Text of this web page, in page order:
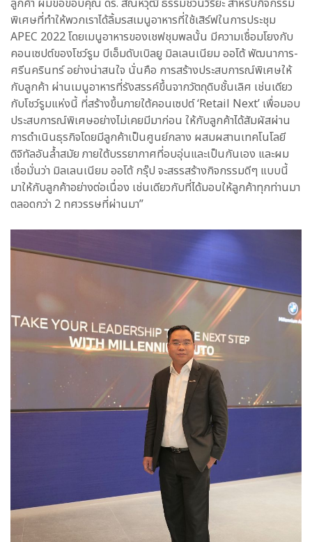
พิเศษที่ทำให้พวกเราได้ลิ้มรสเมนูอาหารที่ใช้เสิร์ฟในการประชุม
APEC 2022 โดยเมนูอาหารของเชฟชุมพลนั้น มีความเชื่อมโยงกับ
คอนเซปต์ของโชว์รูม บีเอ็มดับเบิลยู มิลเลนเนียม ออโต้ พัฒนาการ-
ศรีนครินทร์ อย่างน่าสนใจ นั่นคือ การสร้างประสบการณ์พิเศษให้
กับลูกค้า ผ่านเมนูอาหารที่รังสรรค์ขึ้นจากวัตถุดิบชั้นเลิศ เช่นเดียว
กับโชว์รูมแห่งนี้ ที่สร้างขึ้นภายใต้คอนเซปต์ ‘Retail Next’ เพื่อมอบ
ประสบการณ์พิเศษอย่างไม่เคยมีมาก่อน ให้กับลูกค้าได้สัมผัสผ่าน
การดำเนินธุรกิจโดยมีลูกค้าเป็นศูนย์กลาง ผสมผสานเทคโนโลยี
ดิจิทัลอันล้ำสมัย ภายใต้บรรยากาศที่อบอุ่นและเป็นกันเอง และผม
เชื่อมั่นว่า มิลเลนเนียม ออโต้ กรุ๊ป จะสรรสร้างกิจกรรมดีๆ แบบนี้
มาให้กับลูกค้าอย่างต่อเนื่อง เช่นเดียวกับที่ได้มอบให้ลูกค้าทุกท่านมา
ตลอดกว่า 2 ทศวรรษที่ผ่านมา”